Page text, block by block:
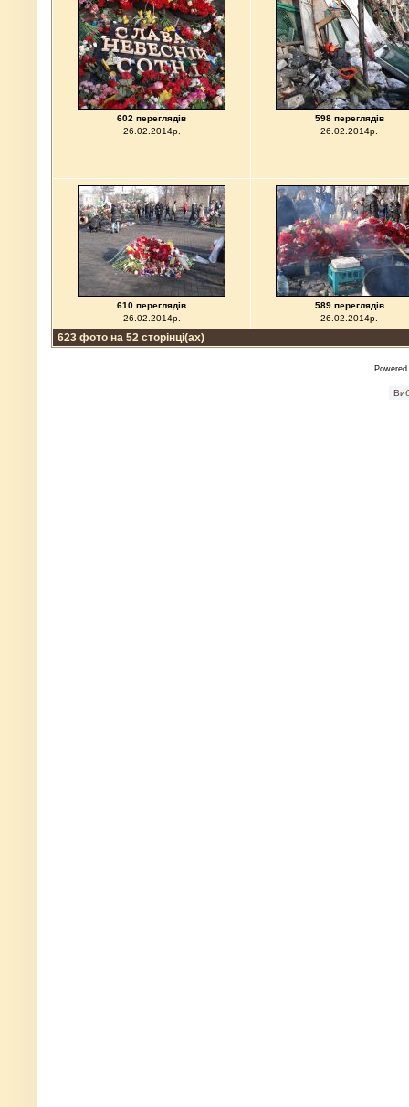
602 переглядів
26.02.2014р.
598 переглядів
26.02.2014р.
610 переглядів
26.02.2014р.
589 переглядів
26.02.2014р.
623 фото на 52 сторінці(ах)